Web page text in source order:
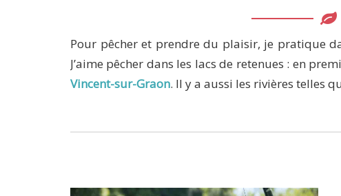
Pour pêcher et prendre du plaisir, je pratique
J’aime pêcher dans les lacs de retenues : en
Vincent-sur-Graon. Il y a aussi les rivières telles